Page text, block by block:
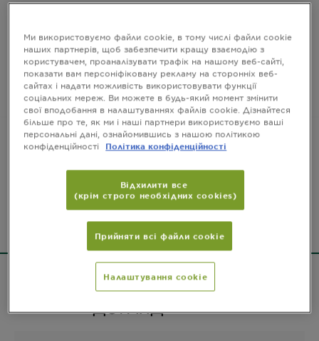
РОЗМІР 400 МЛ.
КУПИТИ
Інформація про Продукт
CLOSE SUBPANEL
СПРОБУЙ КОМПЛЕКСНИЙ
ДОГЛЯД
Ми використовуємо файли cookie, в тому числі файли cookie
наших партнерів, щоб забезпечити кращу взаємодію з
користувачем, проаналізувати трафік на нашому веб-сайті,
показати вам персоніфіковану рекламу на сторонніх веб-
сайтах і надати можливість використовувати функції
соціальних мереж. Ви можете в будь-який момент змінити
свої вподобання в налаштуваннях файлів cookie. Дізнайтеся
більше про те, як ми і наші партнери використовуємо ваші
персональні дані, ознайомившись з нашою політикою
конфіденційності
Політика конфіденційності
Відхилити все
(крім строго необхідних cookies)
Прийняти всі файли сookie
Налаштування cookie